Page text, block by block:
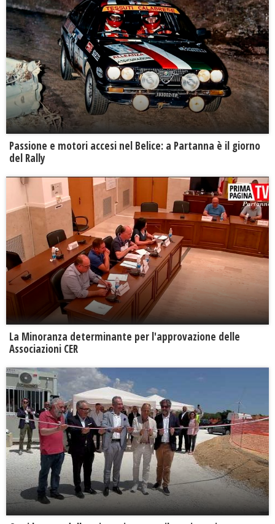
Passione e motori accesi nel Belice: a Partanna è il giorno
del Rally
La Minoranza determinante per l'approvazione delle
Associazioni CER